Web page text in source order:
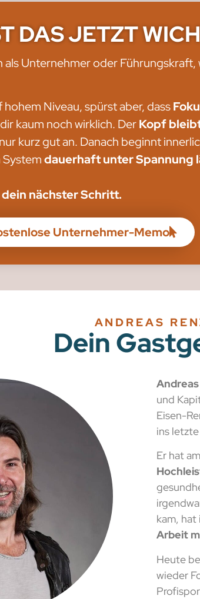
DAS JETZT
als Unternehmer oder
Niveau, spürst aber, dass
kaum noch wirklich. DerKopf
kurz gut an. Danach beginnt
Systemdauerhaft unter Spannung
nächster Schritt.
Unternehmer-Memo
ANDREAS
Dein
und
Eisen-
ins
Er hat
kam, hat
Arbeit
Heute
wieder